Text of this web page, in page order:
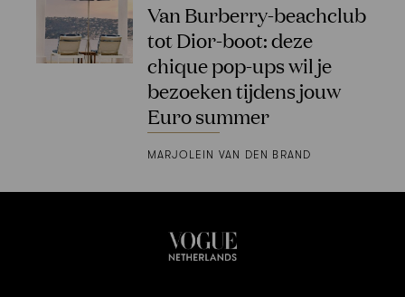
Van Burberry-beachclub
tot Dior-boot: deze
chique pop-ups wil je
bezoeken tijdens jouw
Euro summer
MARJOLEIN VAN DEN BRAND